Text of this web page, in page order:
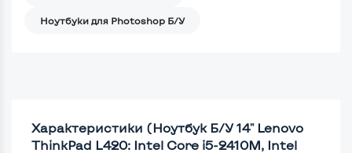
Ноутбуки для Photoshop Б/У
Характеристики (Ноутбук Б/У 14" Lenovo
ThinkPad L420: Intel Core i5-2410M, Intel